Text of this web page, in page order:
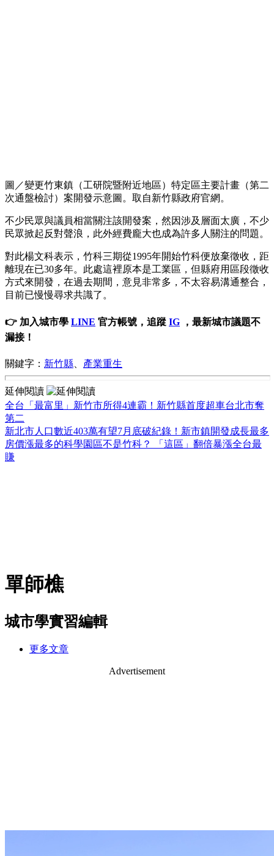
圖／變更竹東鎮（工研院暨附近地區）特定區主要計畫（第二
次通盤檢討）案開發示意圖。取自新竹縣政府官網。
不少民眾與議員相當關注該開發案，然因涉及層面太廣，不少
民眾掀起反對聲浪，此外經費龐大也成為許多人關注的問題。
對此楊文科表示，竹科三期從1995年開始竹科便放棄徵收，距
離現在已30多年。此處這裡原本是工業區，但縣府用區段徵收
方式來開發，在過去期間，意見非常多，不太容易溝通整合，
目前已慢慢尋求共識了。
👉 加入城市學 LINE 官方帳號，追蹤 IG ，最新城市議題不
漏接！
關鍵字： 新竹縣 產業重生
延伸閱讀
全台「最富里」新竹市所得4連霸！新竹縣首度超車台北市奪
第二
新北市人口數近403萬有望7月底破紀錄！新市鎮開發成長最多
房價漲最多的科學園區不是竹科？ 「這區」翻倍暴漲全台最
賺
單師樵
城市學實習編輯
更多文章
Advertisement